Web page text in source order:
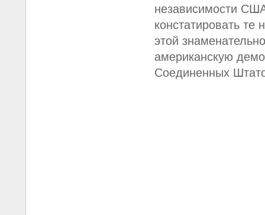
независимости
констатировать
этой
американскую
Соединенных